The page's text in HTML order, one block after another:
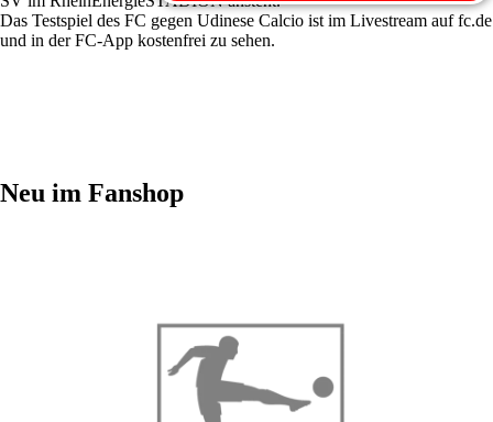
Das Testspiel des FC gegen Udinese Calcio ist im Livestream auf fc.de
und in der FC-App kostenfrei zu sehen.
Neu im Fanshop